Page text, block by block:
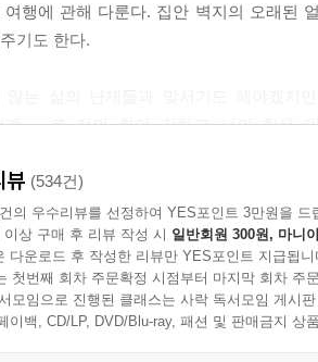
여행에 관해 다룬다. 집안 벽지의 오래된
기도 한다.
계」로 적의 힘이 강하고 나의 힘은
포위하고 위협할 때면 언제나 달아났다.
는, 눈에 보이지 않는 적과 대결한다. 때
십육계의 마지막 계책을 써야 한다.
쪽
과거에 대한 후회와 아직 오지 않은 미래
뷰 (534건)
의 우수리뷰를 선정하여 YES포인트 3만원을 드
이상 구매 후 리뷰 작성 시 일반회원 300원, 마니
다운로드 후 작성한 리뷰만 YES포인트 지급됩니
첫번째 회차 주문확정 시점부터 마지막 회차 주
모임으로 진행된 클래스는 사락 독서모임 게시
이백, CD/LP, DVD/Blu-ray, 패션 및 판매금지 상